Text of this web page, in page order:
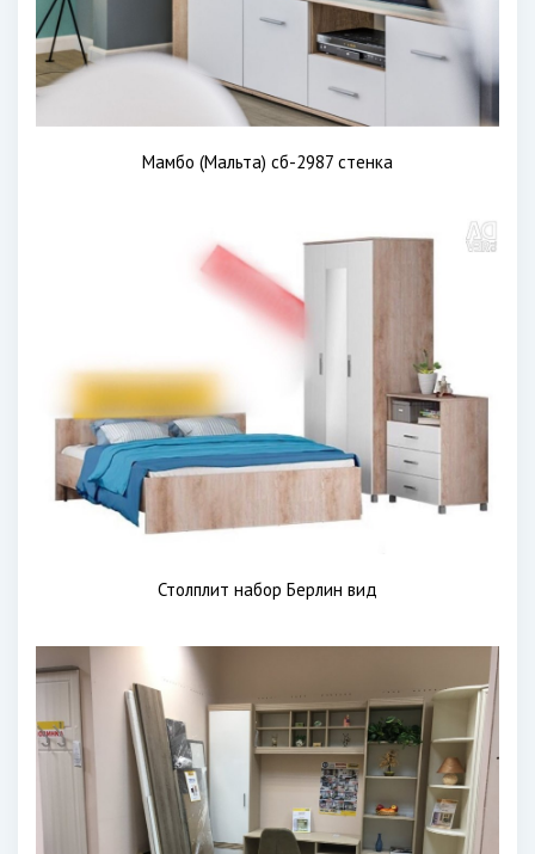
Мамбо (Мальта) сб-2987 стенка
Столплит набор Берлин вид